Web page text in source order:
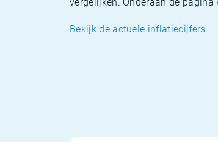
Bekijk de actuele inflatiecijfers